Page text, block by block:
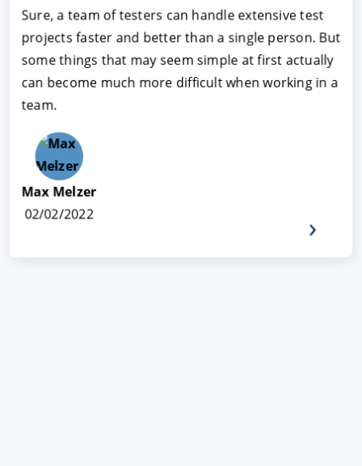
Sure, a team of testers can handle extensive test
projects faster and better than a single person. But
some things that may seem simple at first actually
can become much more difficult when working in a
team.
Max Melzer
02/02/2022